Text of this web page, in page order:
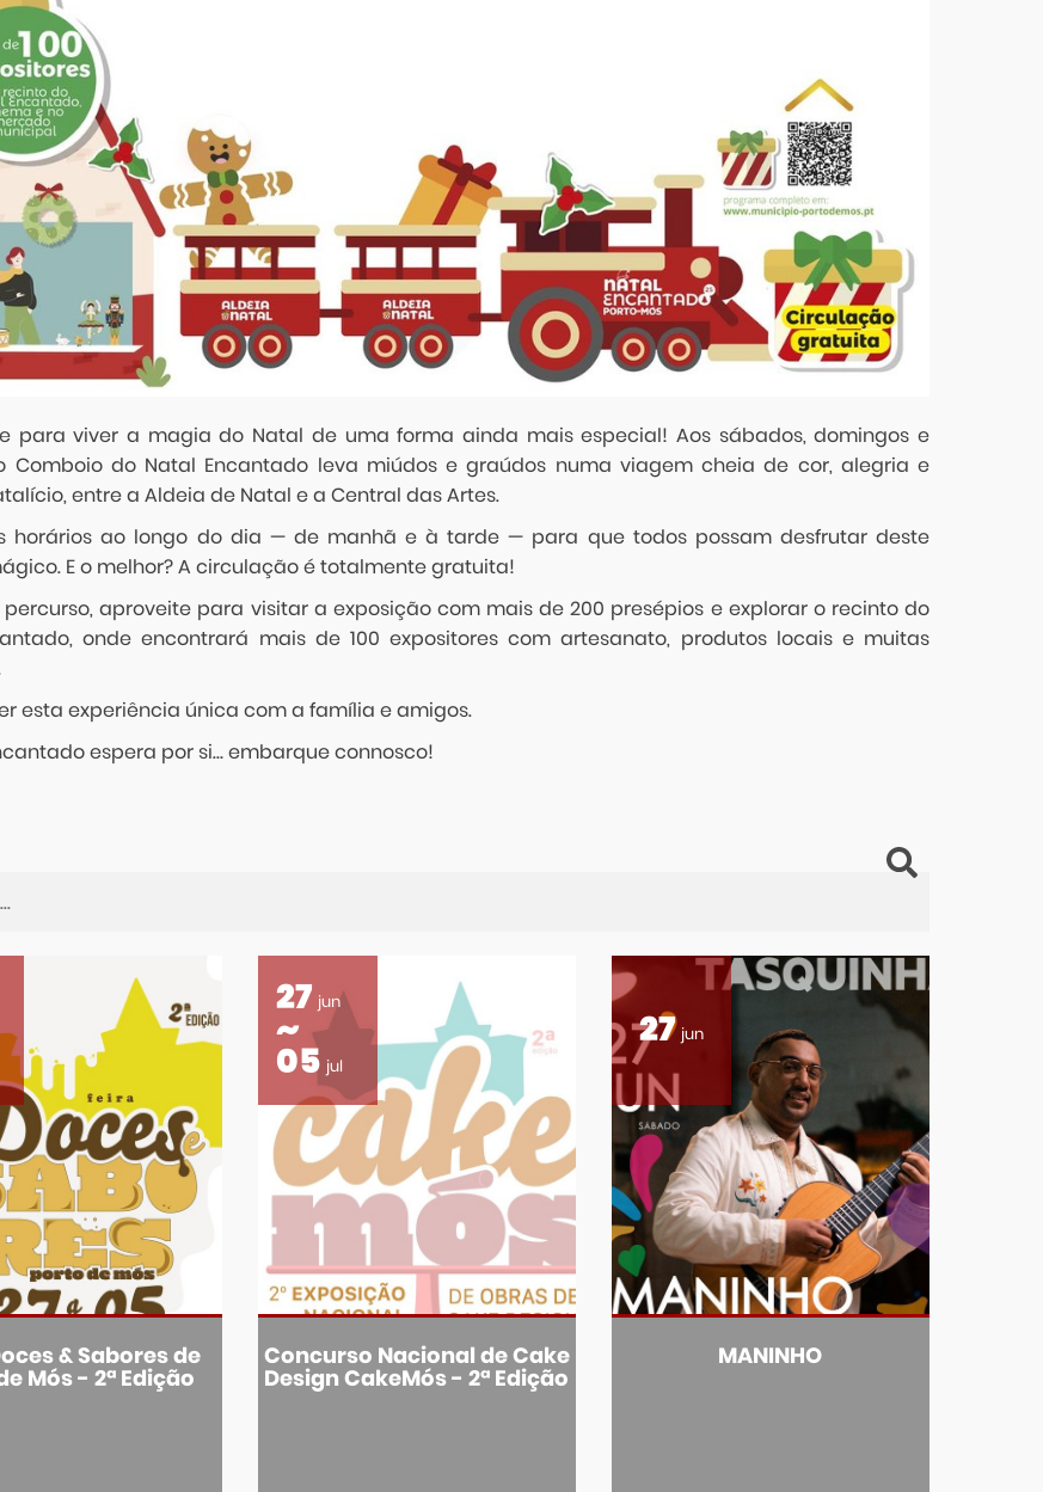
para viver a magia do Natal de uma forma ainda mais especial! Aos sábados, domingos e
Comboio do Natal Encantado leva miúdos e graúdos numa viagem cheia de cor, alegria e
entre a Aldeia de Natal e a Central das Artes.
horários ao longo do dia — de manhã e à tarde — para que todos possam desfrutar deste
E o melhor? A circulação é totalmente gratuita!
percurso, aproveite para visitar a exposição com mais de 200 presépios e explorar o recinto do
onde encontrará mais de 100 expositores com artesanato, produtos locais e muitas
esta experiência única com a família e amigos.
espera por si… embarque connosco!
& Sabores de
Mós - 2ª Edição
27 jun
05 jul
Concurso Nacional de Cake
Design CakeMós - 2ª Edição
27 jun
MANINHO